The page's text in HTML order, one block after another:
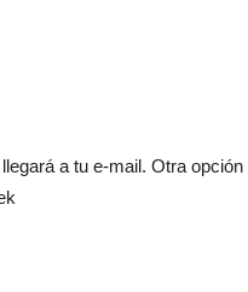
a tu e-mail. Otra opción